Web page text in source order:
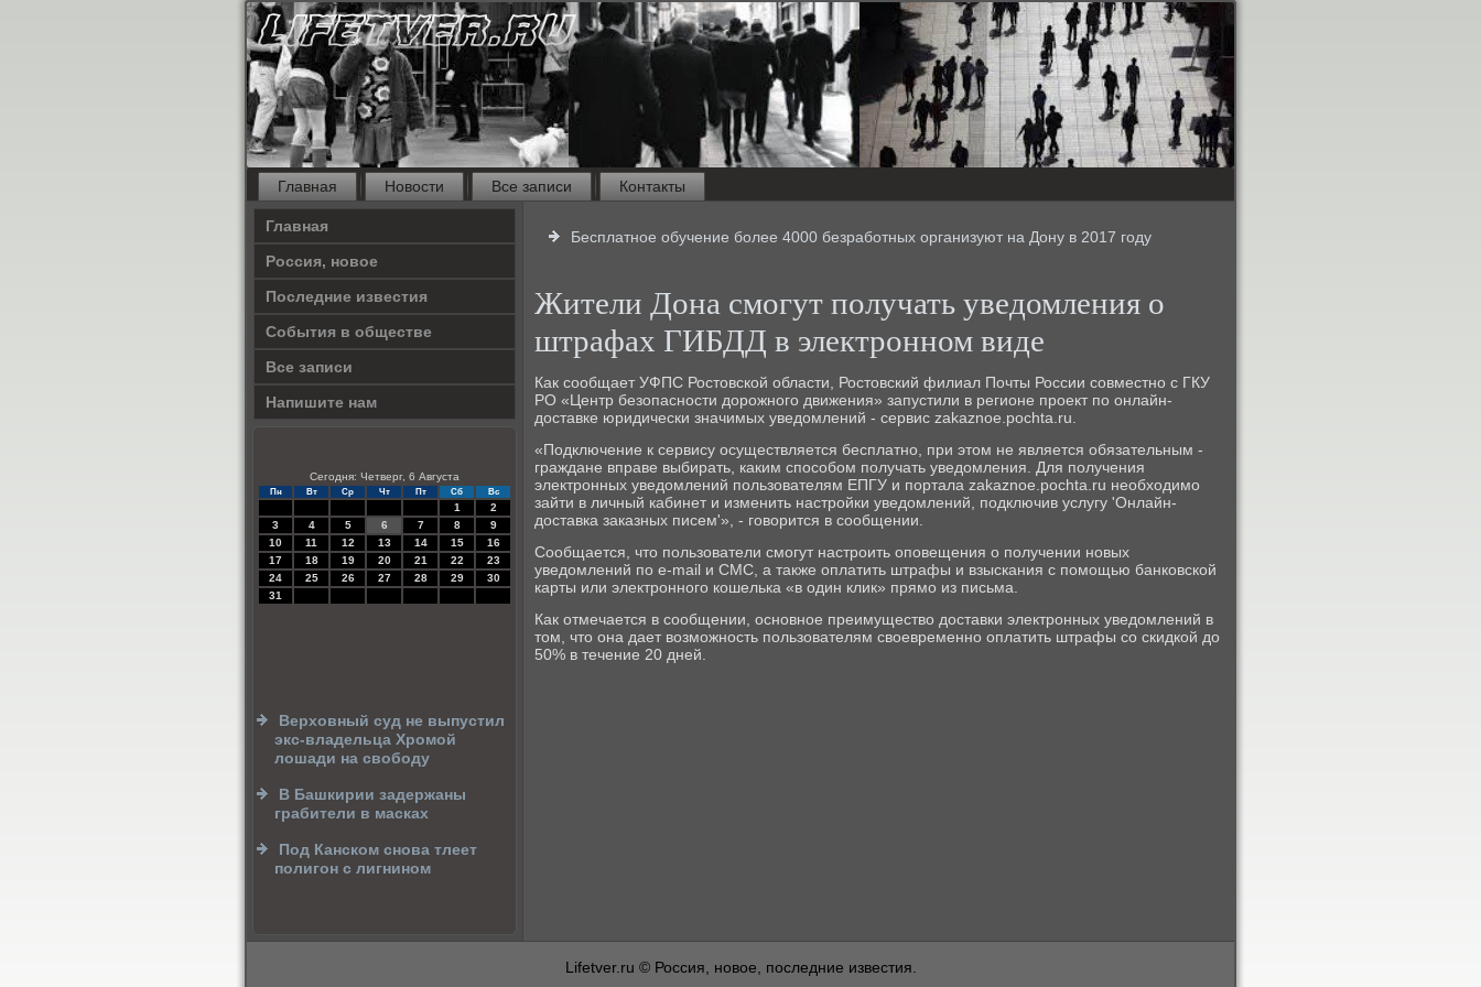
Главная Новости Все записи Контакты
Главная
Россия, новое
Последние известия
События в обществе
Все записи
Напишите нам
Сегодня: Четверг, 6 Августа
Пн Вт Ср Чт Пт Сб Вс
1
2
3
4 5 6 7 8
9
10
11 12 13 14 15
16
17
18 19 20 21 22
23
24
25 26 27 28 29
30
31
Верховный суд не выпустил
экс-владельца Хромой
лошади на свободу
В Башкирии задержаны
грабители в масках
Под Канском снова тлеет
полигон с лигнином
Бесплатное обучение более 4000 безработных организуют на Дону в 2017 году
Жители Дона смогут получать уведомления о
штрафах ГИБДД в электронном виде
Как сообщает УФПС Ростовской области, Ростовский филиал Почты России совместно с ГКУ
РО «Центр безопасности дорожного движения» запустили в регионе проект по онлайн-
доставке юридически значимых уведомлений - сервис zakaznoe.pochta.ru.
«Подключение к сервису осуществляется бесплатно, при этом не является обязательным -
граждане вправе выбирать, каким способом получать уведомления. Для получения
электронных уведомлений пользователям ЕПГУ и портала zakaznoe.pochta.ru необходимо
зайти в личный кабинет и изменить настройки уведомлений, подключив услугу 'Онлайн-
доставка заказных писем'», - говорится в сообщении.
Сообщается, что пользователи смогут настроить оповещения о получении новых
уведомлений по e-mail и СМС, а также оплатить штрафы и взыскания с помощью банковской
карты или электронного кошелька «в один клик» прямо из письма.
Как отмечается в сообщении, основное преимущество доставки электронных уведомлений в
том, что она дает возможность пользователям своевременно оплатить штрафы со скидкой до
50% в течение 20 дней.
Lifetver.ru © Россия, новое, последние известия.